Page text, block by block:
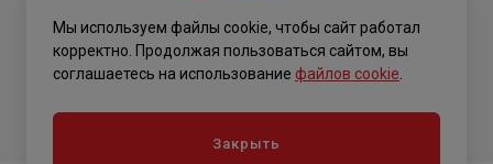
Политика конфиденциальности
Мы используем файлы cookie, чтобы сайт работал
корректно. Продолжая пользоваться сайтом, вы
соглашаетесь на использование файлов cookie
Закрыть